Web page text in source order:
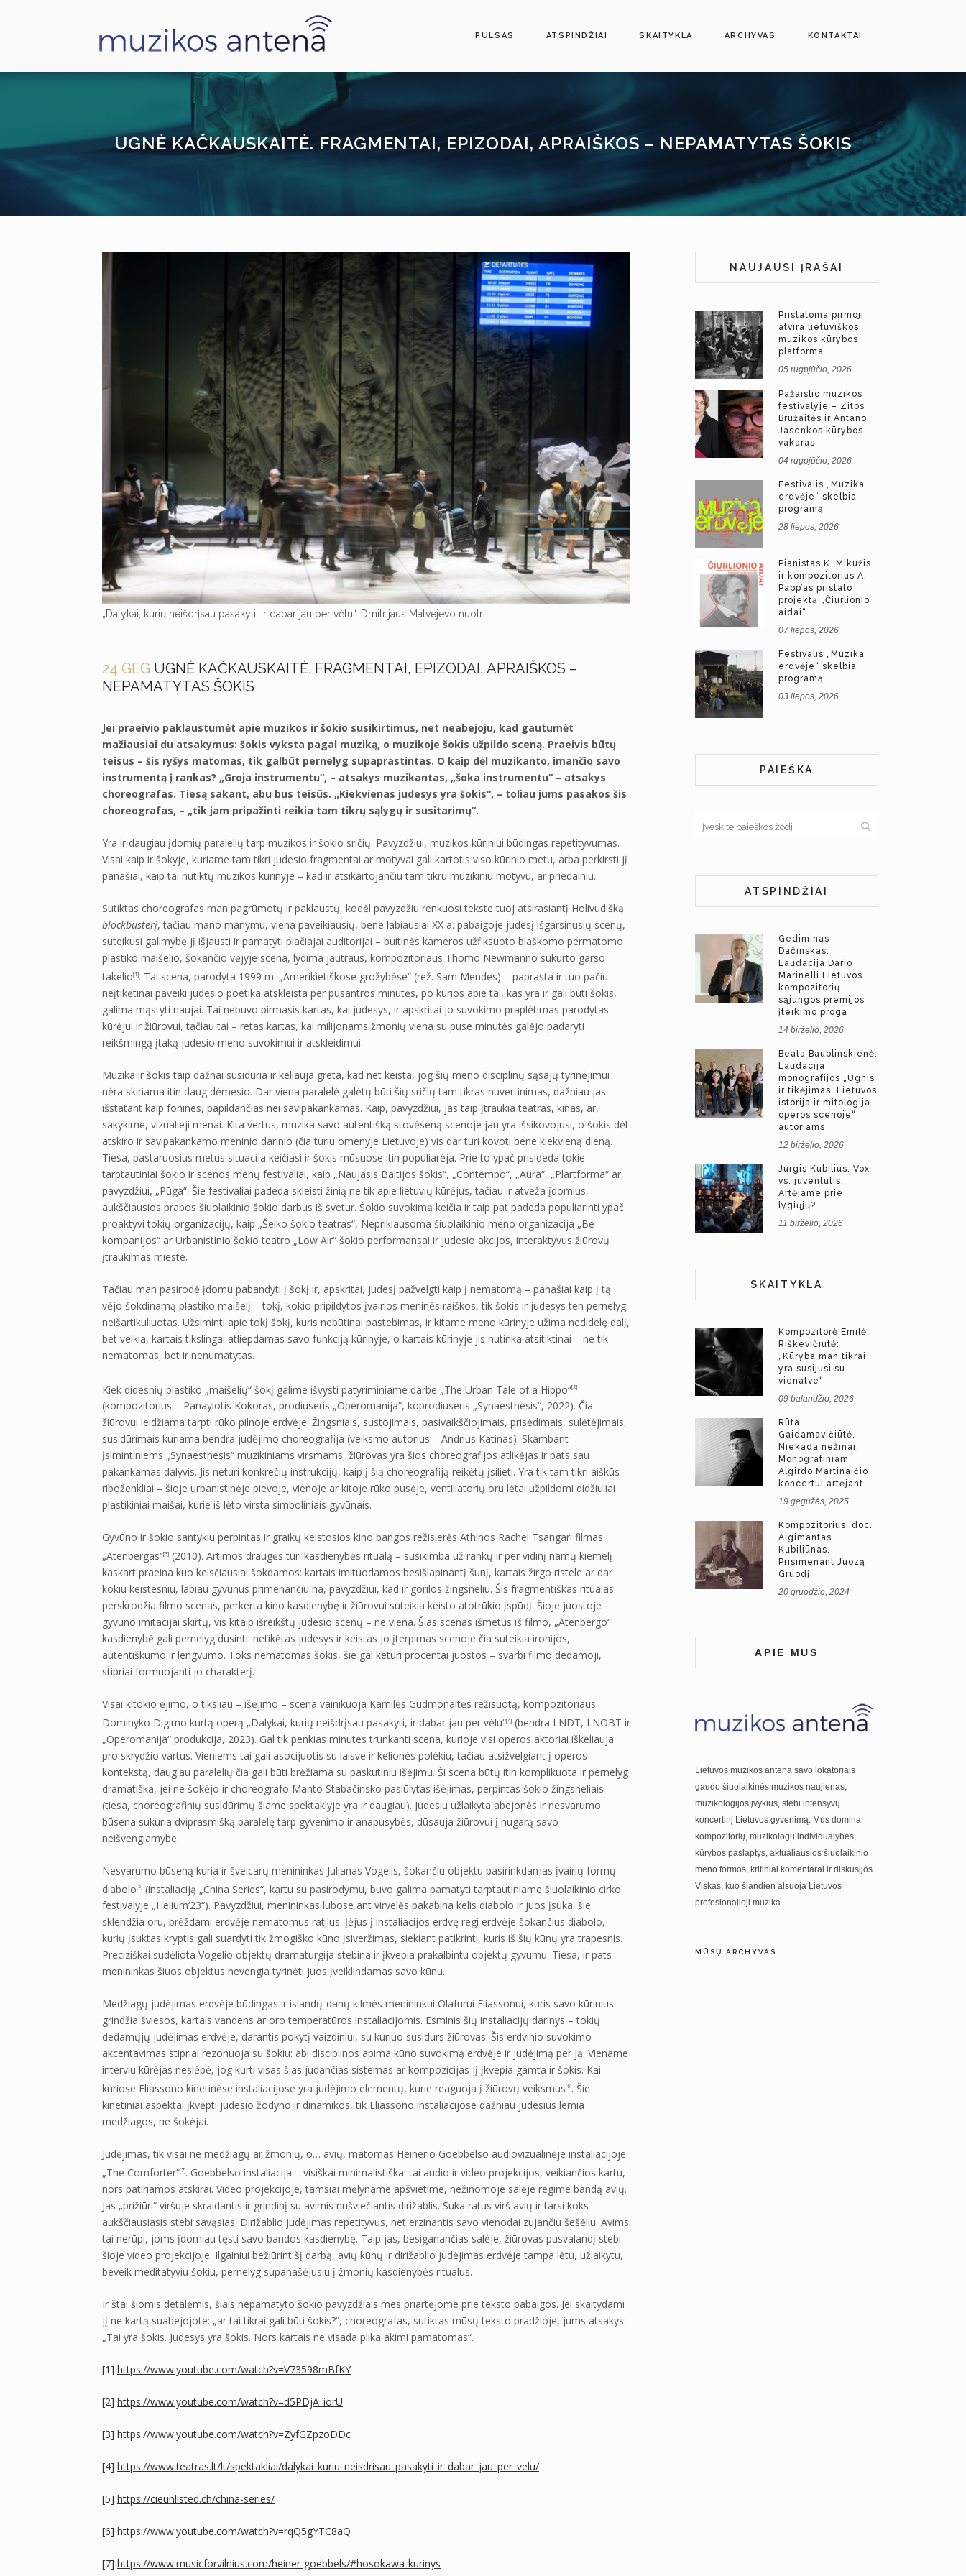
PULSAS ATSPINDŽIAI SKAITYKLA ARCHYVAS KONTAKTAI
UGNĖ KAČKAUSKAITĖ. FRAGMENTAI, EPIZODAI, APRAIŠKOS – NEPAMATYTAS ŠOKIS
„Dalykai, kurių neišdrįsau pasakyti, ir dabar jau per vėlu“. Dmitrijaus Matvejevo nuotr.
24 GEG UGNĖ KAČKAUSKAITĖ. FRAGMENTAI, EPIZODAI, APRAIŠKOS –
NEPAMATYTAS ŠOKIS
Jei praeivio paklaustumėt apie muzikos ir šokio susikirtimus, net neabejoju, kad gautumėt
mažiausiai du atsakymus: šokis vyksta pagal muziką, o muzikoje šokis užpildo sceną. Praeivis būtų
teisus – šis ryšys matomas, tik galbūt pernelyg supaprastintas. O kaip dėl muzikanto, imančio savo
instrumentą į rankas? „Groja instrumentu“, – atsakys muzikantas, „šoka instrumentu“ – atsakys
choreografas. Tiesą sakant, abu bus teisūs. „Kiekvienas judesys yra šokis“, – toliau jums pasakos šis
choreografas, – „tik jam pripažinti reikia tam tikrų sąlygų ir susitarimų“.
Yra ir daugiau įdomių paralelių tarp muzikos ir šokio sričių. Pavyzdžiui, muzikos kūriniui būdingas repetityvumas.
Visai kaip ir šokyje, kuriame tam tikri judesio fragmentai ar motyvai gali kartotis viso kūrinio metu, arba perkirsti jį
panašiai, kaip tai nutiktų muzikos kūrinyje – kad ir atsikartojančiu tam tikru muzikiniu motyvu, ar priedainiu.
Sutiktas choreografas man pagrūmotų ir paklaustų, kodėl pavyzdžiu renkuosi tekste tuoj atsirasiantį Holivudišką
blockbusterį, tačiau mano manymu, viena paveikiausių, bene labiausiai XX a. pabaigoje judesį išgarsinusių scenų,
suteikusi galimybę jį išjausti ir pamatyti plačiajai auditorijai – buitinės kameros užfiksuoto blaškomo permatomo
plastiko maišelio, šokančio vėjyje scena, lydima jautraus, kompozitoriaus Thomo Newmanno sukurto garso
takelio[1]. Tai scena, parodyta 1999 m. „Amerikietiškose grožybėse“ (rež. Sam Mendes) – paprasta ir tuo pačiu
neįtikėtinai paveiki judesio poetika atskleista per pusantros minutės, po kurios apie tai, kas yra ir gali būti šokis,
galima mąstyti naujai. Tai nebuvo pirmasis kartas, kai judesys, ir apskritai jo suvokimo praplėtimas parodytas
kūrėjui ir žiūrovui, tačiau tai – retas kartas, kai milijonams žmonių viena su puse minutės galėjo padaryti
reikšmingą įtaką judesio meno suvokimui ir atskleidimui.
Muzika ir šokis taip dažnai susiduria ir keliauja greta, kad net keista, jog šių meno disciplinų sąsajų tyrinėjimui
nėra skiriama itin daug dėmesio. Dar viena paralelė galėtų būti šių sričių tam tikras nuvertinimas, dažniau jas
išstatant kaip fonines, papildančias nei savipakankamas. Kaip, pavyzdžiui, jas taip įtraukia teatras, kinas, ar,
sakykime, vizualieji menai. Kita vertus, muzika savo autentišką stovėseną scenoje jau yra išsikovojusi, o šokis dėl
atskiro ir savipakankamo meninio darinio (čia turiu omenyje Lietuvoje) vis dar turi kovoti bene kiekvieną dieną.
Tiesa, pastaruosius metus situacija keičiasi ir šokis mūsuose itin populiarėja. Prie to ypač prisideda tokie
tarptautiniai šokio ir scenos menų festivaliai, kaip „Naujasis Baltijos šokis“, „Contempo“, „Aura“, „Plartforma“ ar,
pavyzdžiui, „Pūga“. Šie festivaliai padeda skleisti žinią ne tik apie lietuvių kūrėjus, tačiau ir atveža įdomius,
aukščiausios prabos šiuolaikinio šokio darbus iš svetur. Šokio suvokimą keičia ir taip pat padeda populiarinti ypač
proaktyvi tokių organizacijų, kaip „Šeiko šokio teatras“, Nepriklausoma šiuolaikinio meno organizacija „Be
kompanijos“ ar Urbanistinio šokio teatro „Low Air“ šokio performansai ir judesio akcijos, interaktyvus žiūrovų
įtraukimas mieste.
Tačiau man pasirodė įdomu pabandyti į šokį ir, apskritai, judesį pažvelgti kaip į nematomą – panašiai kaip į tą
vėjo šokdinamą plastiko maišelį – tokį, kokio pripildytos įvairios meninės raiškos, tik šokis ir judesys ten pernelyg
neišartikuliuotas. Užsiminti apie tokį šokį, kuris nebūtinai pastebimas, ir kitame meno kūrinyje užima nedidelę dalį,
bet veikia, kartais tikslingai atliepdamas savo funkciją kūrinyje, o kartais kūrinyje jis nutinka atsitiktinai – ne tik
nematomas, bet ir nenumatytas.
Kiek didesnių plastiko „maišelių“ šokį galime išvysti patyriminiame darbe „The Urban Tale of a Hippo“[2]
(kompozitorius – Panayiotis Kokoras, prodiuseris „Operomanija“, koprodiuseris „Synaesthesis“, 2022). Čia
žiūrovui leidžiama tarpti rūko pilnoje erdvėje. Žingsniais, sustojimais, pasivaikščiojimais, prisėdimais, sulėtėjimais,
susidūrimais kuriama bendra judėjimo choreografija (veiksmo autorius – Andrius Katinas). Skambant
įsimintiniems „Synaesthesis“ muzikiniams virsmams, žiūrovas yra šios choreografijos atlikėjas ir pats sau
pakankamas dalyvis. Jis neturi konkrečių instrukcijų, kaip į šią choreografiją reikėtų įsilieti. Yra tik tam tikri aiškūs
riboženkliai – šioje urbanistinėje pievoje, vienoje ar kitoje rūko pusėje, ventiliatorių oru lėtai užpildomi didžiuliai
plastikiniai maišai, kurie iš lėto virsta simboliniais gyvūnais.
Gyvūno ir šokio santykiu perpintas ir graikų keistosios kino bangos režisierės Athinos Rachel Tsangari filmas
„Atenbergas“[3] (2010). Artimos draugės turi kasdienybės ritualą – susikimba už rankų ir per vidinį namų kiemelį
kaskart praeina kuo keisčiausiai šokdamos: kartais imituodamos besišlapinantį šunį, kartais žirgo ristele ar dar
kokiu keistesniu, labiau gyvūnus primenančiu na, pavyzdžiui, kad ir gorilos žingsneliu. Šis fragmentiškas ritualas
perskrodžia filmo scenas, perkerta kino kasdienybę ir žiūrovui suteikia keisto atotrūkio įspūdį. Šioje juostoje
gyvūno imitacijai skirtų, vis kitaip išreikštų judesio scenų – ne viena. Šias scenas išmetus iš filmo, „Atenbergo“
kasdienybė gali pernelyg dusinti: netikėtas judesys ir keistas jo įterpimas scenoje čia suteikia ironijos,
autentiškumo ir lengvumo. Toks nematomas šokis, šie gal keturi procentai juostos – svarbi filmo dedamoji,
stipriai formuojanti jo charakterį.
Visai kitokio ėjimo, o tiksliau – išėjimo – scena vainikuoja Kamilės Gudmonaitės režisuotą, kompozitoriaus
Dominyko Digimo kurtą operą „Dalykai, kurių neišdrįsau pasakyti, ir dabar jau per vėlu“[4] (bendra LNDT, LNOBT ir
„Operomanija“ produkcija, 2023). Gal tik penkias minutes trunkanti scena, kurioje visi operos aktoriai iškeliauja
pro skrydžio vartus. Vieniems tai gali asocijuotis su laisve ir kelionės polėkiu, tačiau atsižvelgiant į operos
kontekstą, daugiau paralelių čia gali būti brėžiama su paskutiniu išėjimu. Ši scena būtų itin komplikuota ir pernelyg
dramatiška, jei ne šokėjo ir choreografo Manto Stabačinsko pasiūlytas išėjimas, perpintas šokio žingsneliais
(tiesa, choreografinių susidūrimų šiame spektaklyje yra ir daugiau). Judesiu užlaikyta abejonės ir nesvarumo
būsena sukuria dviprasmišką paralelę tarp gyvenimo ir anapusybės, dūsauja žiūrovui į nugarą savo
neišvengiamybe.
Nesvarumo būseną kuria ir šveicarų menininkas Julianas Vogelis, šokančiu objektu pasirinkdamas įvairių formų
diabolo[5] (instaliaciją „China Series“, kartu su pasirodymu, buvo galima pamatyti tarptautiniame šiuolaikinio cirko
festivalyje „Helium‘23“). Pavyzdžiui, menininkas lubose ant virvelės pakabina kelis diabolo ir juos įsuka: šie
sklendžia oru, brėždami erdvėje nematomus ratilus. Įėjus į instaliacijos erdvę regi erdvėje šokančius diabolo,
kurių įsuktas kryptis gali suardyti tik žmogiško kūno įsiveržimas, siekiant patikrinti, kuris iš šių kūnų yra trapesnis.
Preciziškai sudėliota Vogelio objektų dramaturgija stebina ir įkvepia prakalbintu objektų gyvumu. Tiesa, ir pats
menininkas šiuos objektus nevengia tyrinėti juos įveiklindamas savo kūnu.
Medžiagų judėjimas erdvėje būdingas ir islandų-danų kilmės menininkui Olafurui Eliassonui, kuris savo kūrinius
grindžia šviesos, kartais vandens ar oro temperatūros instaliacijomis. Esminis šių instaliacijų darinys – tokių
dedamųjų judėjimas erdvėje, darantis pokytį vaizdiniui, su kuriuo susidurs žiūrovas. Šis erdvinio suvokimo
akcentavimas stipriai rezonuoja su šokiu: abi disciplinos apima kūno suvokimą erdvėje ir judėjimą per ją. Viename
interviu kūrėjas neslėpė, jog kurti visas šias judančias sistemas ar kompozicijas jį įkvepia gamta ir šokis. Kai
kuriose Eliassono kinetinėse instaliacijose yra judėjimo elementų, kurie reaguoja į žiūrovų veiksmus[6]. Šie
kinetiniai aspektai įkvėpti judesio žodyno ir dinamikos, tik Eliassono instaliacijose dažniau judesius lemia
medžiagos, ne šokėjai.
Judėjimas, tik visai ne medžiagų ar žmonių, o… avių, matomas Heinerio Goebbelso audiovizualinėje instaliacijoje
„The Comforter“[7]. Goebbelso instaliacija – visiškai minimalistiška: tai audio ir video projekcijos, veikiančios kartu,
nors patiriamos atskirai. Video projekcijoje, tamsiai mėlyname apšvietime, nežinomoje salėje regime bandą avių.
Jas „prižiūri“ viršuje skraidantis ir grindinį su avimis nušviečiantis dirižablis. Suka ratus virš avių ir tarsi koks
aukščiausiasis stebi savąsias. Dirižablio judėjimas repetityvus, net erzinantis savo vienodai zujančiu šešėliu. Avims
tai nerūpi, joms įdomiau tęsti savo bandos kasdienybę. Taip jas, besiganančias salėje, žiūrovas pusvalandį stebi
šioje video projekcijoje. Ilgainiui bežiūrint šį darbą, avių kūnų ir dirižablio judėjimas erdvėje tampa lėtu, užlaikytu,
beveik meditatyviu šokiu, pernelyg supanašėjusiu į žmonių kasdienybės ritualus.
Ir štai šiomis detalėmis, šiais nepamatyto šokio pavyzdžiais mes priartėjome prie teksto pabaigos. Jei skaitydami
jį ne kartą suabejojote: „ar tai tikrai gali būti šokis?“, choreografas, sutiktas mūsų teksto pradžioje, jums atsakys:
„Tai yra šokis. Judesys yra šokis. Nors kartais ne visada plika akimi pamatomas“.
[1] https://www.youtube.com/watch?v=V73598mBfKY
[2] https://www.youtube.com/watch?v=d5PDjA_iorU
[3] https://www.youtube.com/watch?v=ZyfGZpzoDDc
[4] https://www.teatras.lt/lt/spektakliai/dalykai_kuriu_neisdrisau_pasakyti_ir_dabar_jau_per_velu/
[5] https://cieunlisted.ch/china-series/
[6] https://www.youtube.com/watch?v=rqQ5gYTC8aQ
[7] https://www.musicforvilnius.com/heiner-goebbels/#hosokawa-kurinys
NAUJAUSI ĮRAŠAI
Pristatoma pirmoji
atvira lietuviškos
muzikos kūrybos
platforma
05 rugpjūčio, 2026
Pažaislio muzikos
festivalyje – Zitos
Bružaitės ir Antano
Jasenkos kūrybos
vakaras
04 rugpjūčio, 2026
Festivalis „Muzika
erdvėje“ skelbia
programą
28 liepos, 2026
Pianistas K. Mikužis
ir kompozitorius A.
Papp’as pristato
projektą „Čiurlionio
aidai“
07 liepos, 2026
Festivalis „Muzika
erdvėje“ skelbia
programą
03 liepos, 2026
PAIEŠKA
ATSPINDŽIAI
Gediminas
Dačinskas.
Laudacija Dario
Marinelli Lietuvos
kompozitorių
sąjungos premijos
įteikimo proga
14 birželio, 2026
Beata Baublinskienė.
Laudacija
monografijos „Ugnis
ir tikėjimas. Lietuvos
istorija ir mitologija
operos scenoje“
autoriams
12 birželio, 2026
Jurgis Kubilius. Vox
vs. juventutis.
Artėjame prie
lygiųjų?
11 birželio, 2026
SKAITYKLA
Kompozitorė Emilė
Riškevičiūtė:
„Kūryba man tikrai
yra susijusi su
vienatve“
09 balandžio, 2026
Rūta
Gaidamavičiūtė.
Niekada nežinai.
Monografiniam
Algirdo Martinaičio
koncertui artėjant
19 gegužės, 2025
Kompozitorius, doc.
Algimantas
Kubiliūnas.
Prisimenant Juozą
Gruodį
20 gruodžio, 2024
APIE MUS
Lietuvos muzikos antena savo lokatoriais
gaudo šiuolaikinės muzikos naujienas,
muzikologijos įvykius, stebi intensyvų
koncertinį Lietuvos gyvenimą. Mus domina
kompozitorių, muzikologų individualybės,
kūrybos paslaptys, aktualiausios šiuolaikinio
meno formos, kritiniai komentarai ir diskusijos.
Viskas, kuo šiandien alsuoja Lietuvos
profesionalioji muzika.
MŪSŲ ARCHYVAS